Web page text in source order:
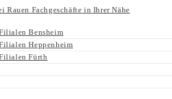
Rauen Fachgeschäfte in Ihrer Nähe
Bensheim
Heppenheim
Fürth